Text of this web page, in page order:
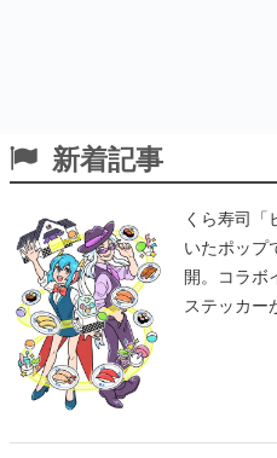
新着記事
くら寿司
いたポップ
開。コラボ
ステッカー